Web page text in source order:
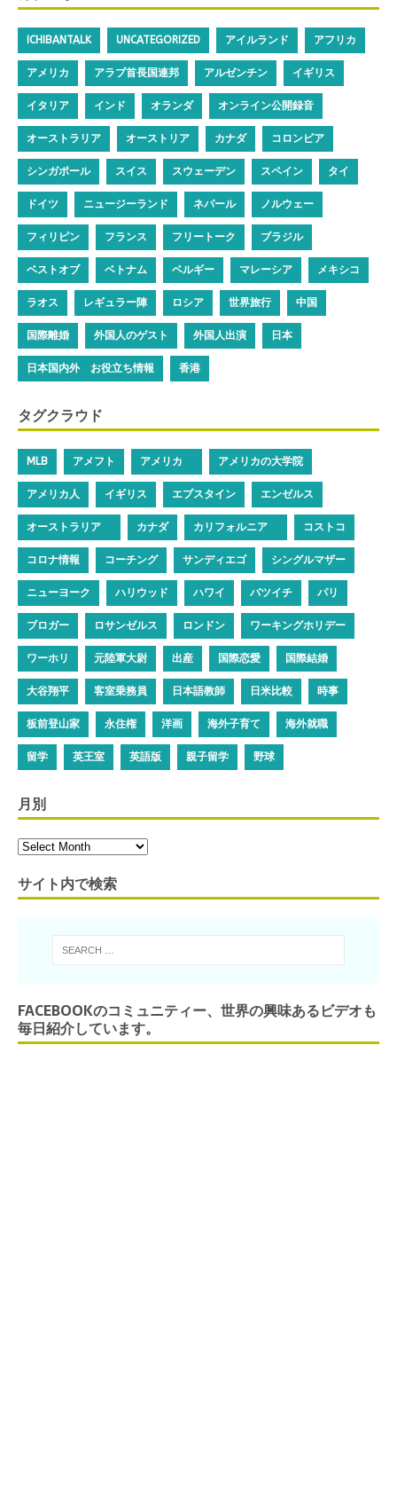
ICHIBANTALK UNCATEGORIZED アイルランド アフリカ
アメリカ アラブ首長国連邦 アルゼンチン イギリス
イタリア インド オランダ オンライン公開録音
オーストラリア オーストリア カナダ コロンビア
シンガポール スイス スウェーデン スペイン タイ
ドイツ ニュージーランド ネパール ノルウェー
フィリピン フランス フリートーク ブラジル
ベストオブ ベトナム ベルギー マレーシア メキシコ
ラオス レギュラー陣 ロシア 世界旅行 中国
国際離婚 外国人のゲスト 外国人出演 日本
日本国内外 お役立ち情報 香港
タグクラウド
MLB アメフト アメリカ アメリカの大学院
アメリカ人 イギリス エプスタイン エンゼルス
オーストラリア カナダ カリフォルニア コストコ
コロナ情報 コーチング サンディエゴ シングルマザー
ニューヨーク ハリウッド ハワイ バツイチ パリ
ブロガー ロサンゼルス ロンドン ワーキングホリデー
ワーホリ 元陸軍大尉 出産 国際恋愛 国際結婚
大谷翔平 客室乗務員 日本語教師 日米比較 時事
板前登山家 永住権 洋画 海外子育て 海外就職
留学 英王室 英語版 親子留学 野球
月別
サイト内で検索
FACEBOOKのコミュニティー、世界の興味あるビデオも
毎日紹介しています。